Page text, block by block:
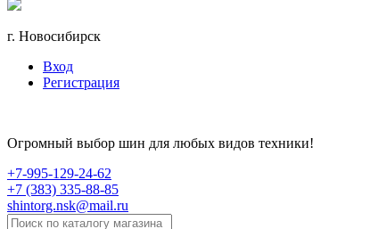
г. Новосибирск
Вход
Регистрация
Огромный выбор шин для любых видов техники!
+7-995-129-24-62
+7 (383) 335-88-85
shintorg.nsk@mail.ru